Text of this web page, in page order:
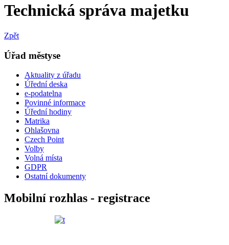
Technická správa majetku
Zpět
Úřad městyse
Aktuality z úřadu
Úřední deska
e-podatelna
Povinné informace
Úřední hodiny
Matrika
Ohlašovna
Czech Point
Volby
Volná místa
GDPR
Ostatní dokumenty
Mobilní rozhlas - registrace